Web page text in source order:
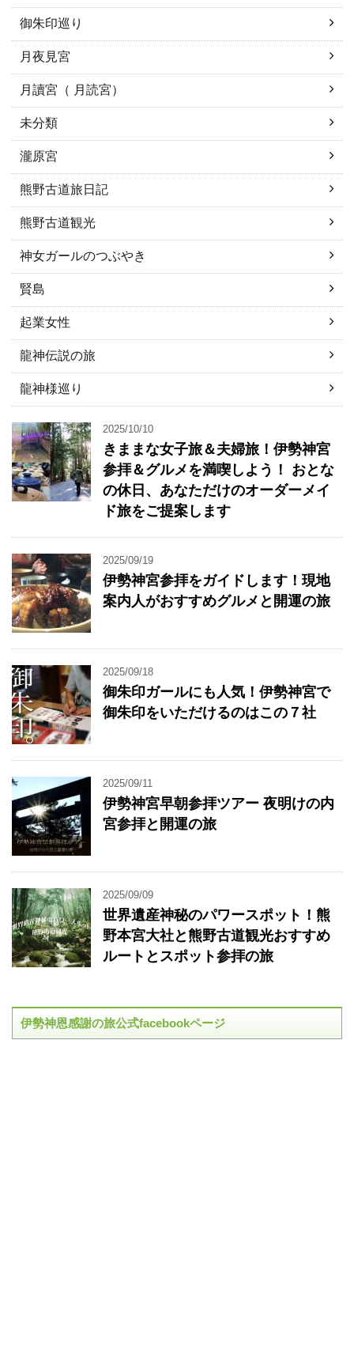
御朱印巡り
月夜見宮
月讀宮（ 月読宮）
未分類
瀧原宮
熊野古道旅日記
熊野古道観光
神女ガールのつぶやき
賢島
起業女性
龍神伝説の旅
龍神様巡り
2025/10/10
きままな女子旅＆夫婦旅！伊勢神宮
参拝＆グルメを満喫しよう！ おとな
の休日、あなただけのオーダーメイ
ド旅をご提案します
2025/09/19
伊勢神宮参拝をガイドします！現地
案内人がおすすめグルメと開運の旅
2025/09/18
御朱印ガールにも人気！伊勢神宮で
御朱印をいただけるのはこの７社
2025/09/11
伊勢神宮早朝参拝ツアー 夜明けの内
宮参拝と開運の旅
2025/09/09
世界遺産神秘のパワースポット！熊
野本宮大社と熊野古道観光おすすめ
ルートとスポット参拝の旅
伊勢神恩感謝の旅公式facebookページ